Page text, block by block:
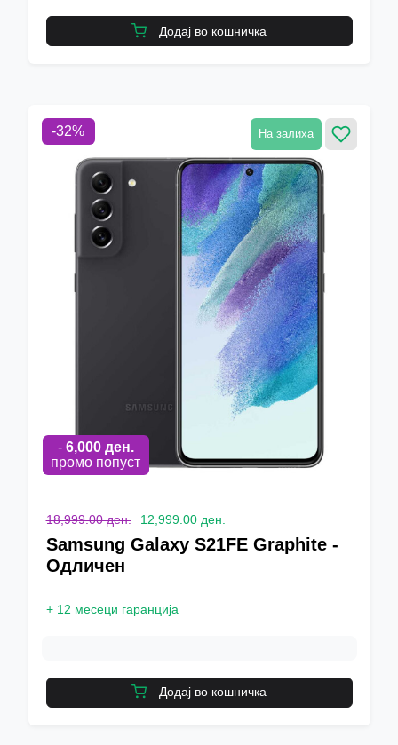
Додај во кошничка
-32% На залиха
- 6,000ден.
промо попуст
18,999.00 ден. 12,999.00 ден.
Samsung Galaxy S21FE Graphite -
Одличен
+ 12 месеци гаранција
Додај во кошничка